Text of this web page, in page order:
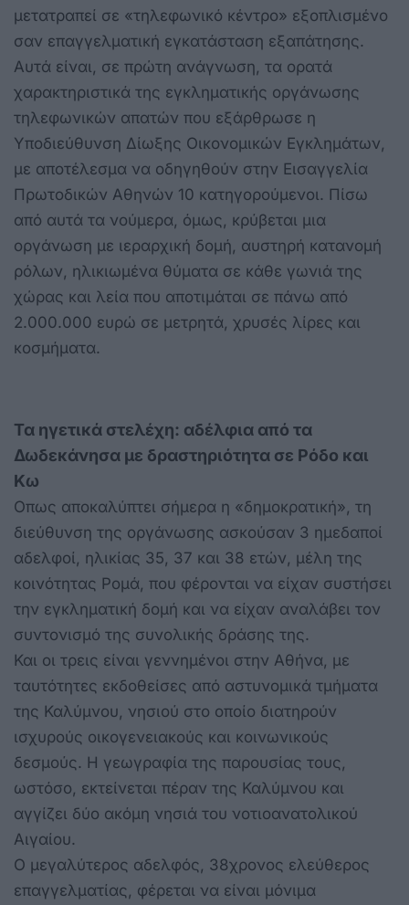
μετατραπεί σε «τηλεφωνικό κέντρο» εξοπλισμένο
σαν επαγγελματική εγκατάσταση εξαπάτησης.
Αυτά είναι, σε πρώτη ανάγνωση, τα ορατά
χαρακτηριστικά της εγκληματικής οργάνωσης
τηλεφωνικών απατών που εξάρθρωσε η
Υποδιεύθυνση Δίωξης Οικονομικών Εγκλημάτων,
με αποτέλεσμα να οδηγηθούν στην Εισαγγελία
Πρωτοδικών Αθηνών 10 κατηγορούμενοι. Πίσω
από αυτά τα νούμερα, όμως, κρύβεται μια
οργάνωση με ιεραρχική δομή, αυστηρή κατανομή
ρόλων, ηλικιωμένα θύματα σε κάθε γωνιά της
χώρας και λεία που αποτιμάται σε πάνω από
2.000.000 ευρώ σε μετρητά, χρυσές λίρες και
κοσμήματα.
Τα ηγετικά στελέχη: αδέλφια από τα
Δωδεκάνησα με δραστηριότητα σε Ρόδο και
Κω
Οπως αποκαλύπτει σήμερα η «δημοκρατική», τη
διεύθυνση της οργάνωσης ασκούσαν 3 ημεδαποί
αδελφοί, ηλικίας 35, 37 και 38 ετών, μέλη της
κοινότητας Ρομά, που φέρονται να είχαν συστήσει
την εγκληματική δομή και να είχαν αναλάβει τον
συντονισμό της συνολικής δράσης της.
Και οι τρεις είναι γεννημένοι στην Αθήνα, με
ταυτότητες εκδοθείσες από αστυνομικά τμήματα
της Καλύμνου, νησιού στο οποίο διατηρούν
ισχυρούς οικογενειακούς και κοινωνικούς
δεσμούς. Η γεωγραφία της παρουσίας τους,
ωστόσο, εκτείνεται πέραν της Καλύμνου και
αγγίζει δύο ακόμη νησιά του νοτιοανατολικού
Αιγαίου.
Ο μεγαλύτερος αδελφός, 38χρονος ελεύθερος
επαγγελματίας, φέρεται να είναι μόνιμα